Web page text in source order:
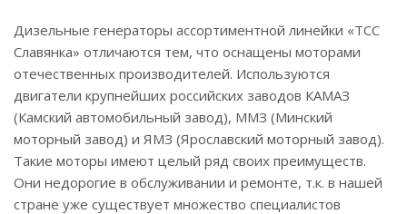
Дизельные генераторы ассортиментной линейки «ТСС
Славянка» отличаются тем, что оснащены моторами
отечественных производителей. Используются
двигатели крупнейших российских заводов КАМАЗ
(Камский автомобильный завод), ММЗ (Минский
моторный завод) и ЯМЗ (Ярославский моторный завод).
Такие моторы имеют целый ряд своих преимуществ.
Они недорогие в обслуживании и ремонте, т.к. в нашей
стране уже существует множество специалистов